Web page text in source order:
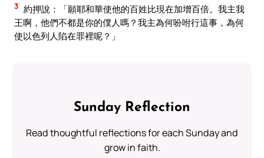
3 約押說：「願耶和華使他的百姓比現在加增百倍。我主我
王啊，他們不都是你的僕人嗎？我主為何吩咐行這事，為何
使以色列人陷在罪裡呢？」
Sunday Reflection
Read thoughtful reflections for each Sunday and
grow in faith.